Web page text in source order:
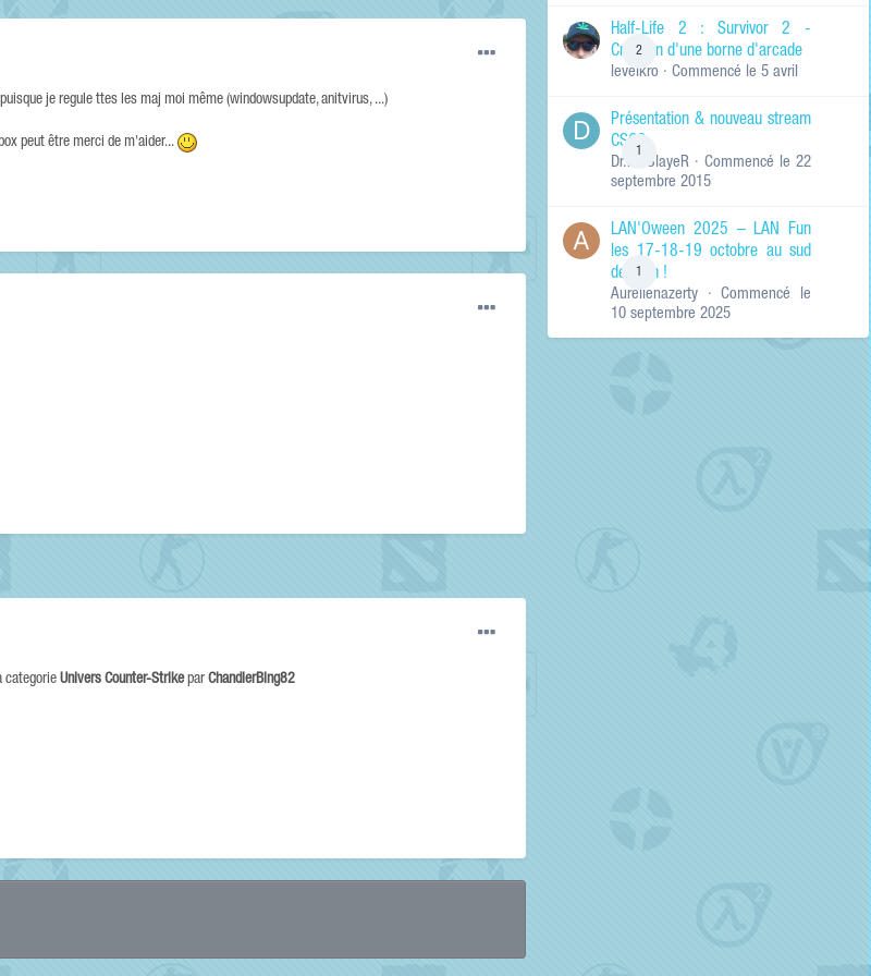
RECHERCHER LES
Titres et corps
Titres des
uniquement
je regule ttes les maj moi même (windowsupdate, anitvirus, ...)
peut être merci de m'aider...
categorie Univers Counter-Strikepar ChandlerBing82
2
Half-Life 2 : Survivor 2 -
Création d'une borne d'arcade
levelkro · Commencé le 5 avril
1
Présentation & nouveau stream
CSGO
Dr.KinSlayeR · Commencé le 22
septembre 2015
1
LAN'Oween 2025 – LAN Fun
les 17-18-19 octobre au sud
de Lyon !
Aurelienazerty · Commencé le
10 septembre 2025